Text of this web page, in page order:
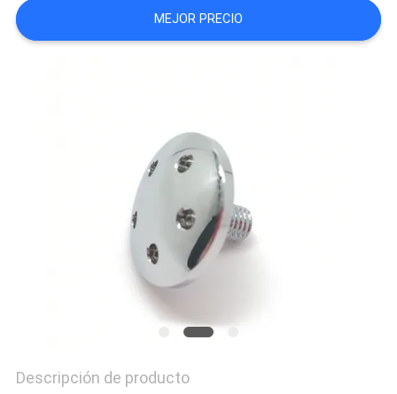
UNA
CITA
MEJOR PRECIO
Descripción de producto